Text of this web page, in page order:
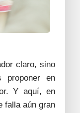
claro, sino
proponer en
Y aquí, en
falla aún gran